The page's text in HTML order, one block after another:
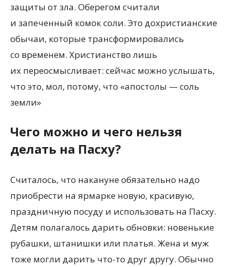
защиты от зла. Оберегом считали
и запеченный комок соли. Это дохристианские
обычаи, которые трансформировались
со временем. Христианство лишь
их переосмысливает: сейчас можно услышать,
что это, мол, потому, что «апостолы — соль
земли»
Чего можно и чего нельзя
делать на Пасху?
Считалось, что накануне обязательно надо
приобрести на ярмарке новую, красивую,
праздничную посуду и использовать на Пасху.
Детям полагалось дарить обновки: новенькие
рубашки, штанишки или платья. Жена и муж
тоже могли дарить что-то друг другу. Обычно